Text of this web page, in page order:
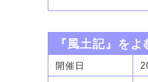
『風土記』を
開催日